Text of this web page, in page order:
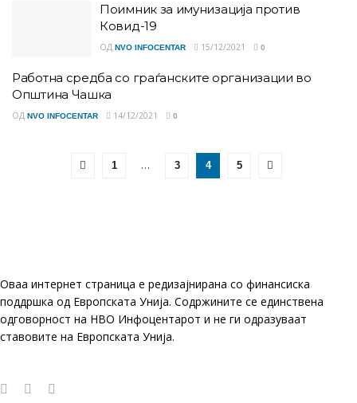
Поимник за имунизација против
Ковид-19
ОД NVO INFOCENTAR 15/12/2021 0
Работна средба со граѓанските организации во
Општина Чашка
ОД NVO INFOCENTAR 14/12/2021 0
1 … 3 4 5
Оваа интернет страница е редизајнирана со финансиска
поддршка од Европската Унија. Содржините се единствена
одговорност на НВО Инфоцентарот и не ги одразуваат
ставовите на Европската Унија.